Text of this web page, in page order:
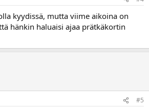
kyydissä, mutta viime aikoina on
hänkin haluaisi ajaa prätkäkortin
#5